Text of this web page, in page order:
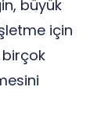
büyük
için
birçok